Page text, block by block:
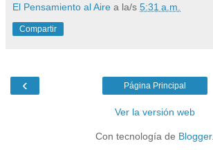
El Pensamiento al Aire a la/s 5:31 a.m.
Compartir
‹ Página Principal
Ver la versión web
Con tecnología de Blogger.